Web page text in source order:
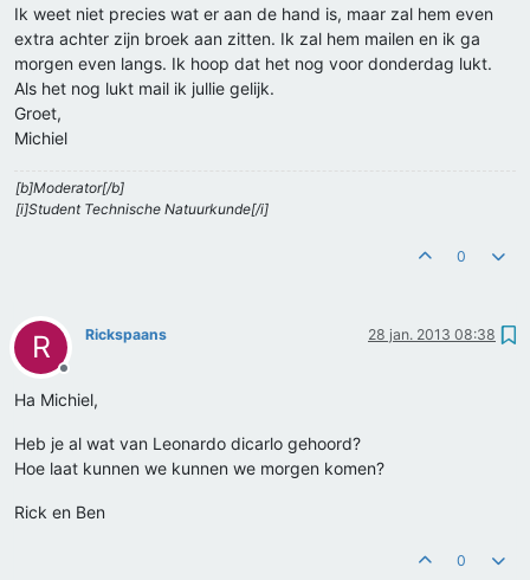
Ik weet niet precies wat er aan de hand is, maar zal hem even
extra achter zijn broek aan zitten. Ik zal hem mailen en ik ga
morgen even langs. Ik hoop dat het nog voor donderdag lukt.
Als het nog lukt mail ik jullie gelijk.
Groet,
Michiel
[b]Moderator[/b]
[i]Student Technische Natuurkunde[/i]
0
R
Offline
Rickspaans 28 jan. 2013 08:38
Ha Michiel,
Heb je al wat van Leonardo dicarlo gehoord?
Hoe laat kunnen we kunnen we morgen komen?
Rick en Ben
0